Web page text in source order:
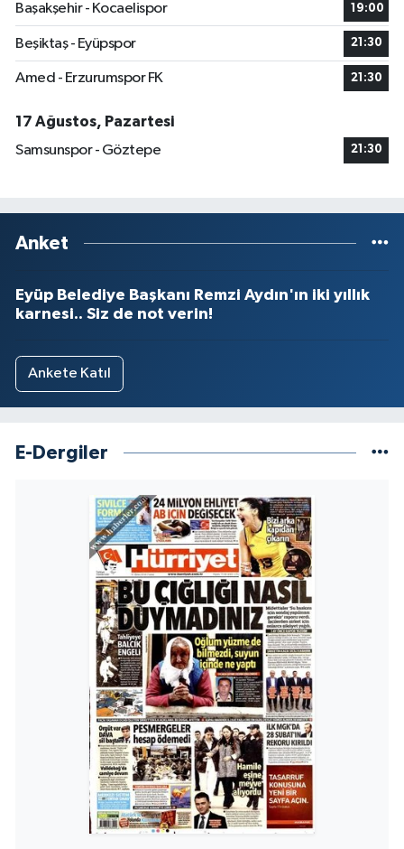
Başakşehir - Kocaelispor
19:00
Beşiktaş - Eyüpspor 21:30
Amed - Erzurumspor FK 21:30
17 Ağustos, Pazartesi
Samsunspor - Göztepe
21:30
Anket
Eyüp Belediye Başkanı Remzi Aydın'ın iki yıllık
karnesi.. Siz de not verin!
Ankete Katıl
E-Dergiler